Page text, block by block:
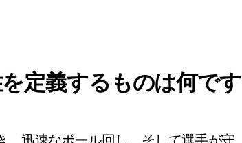
定義するものは何です